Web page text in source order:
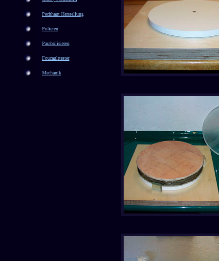
Pechhaut Herstellung
Polieren
Parabolisieren
Foucaulttester
Mechanik